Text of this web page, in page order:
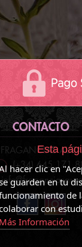
CONTACTO
FRAGANCIAS AURA
(+34) 645 171
Esta
hacer clic en
guarden en tu
de
con
Más Información